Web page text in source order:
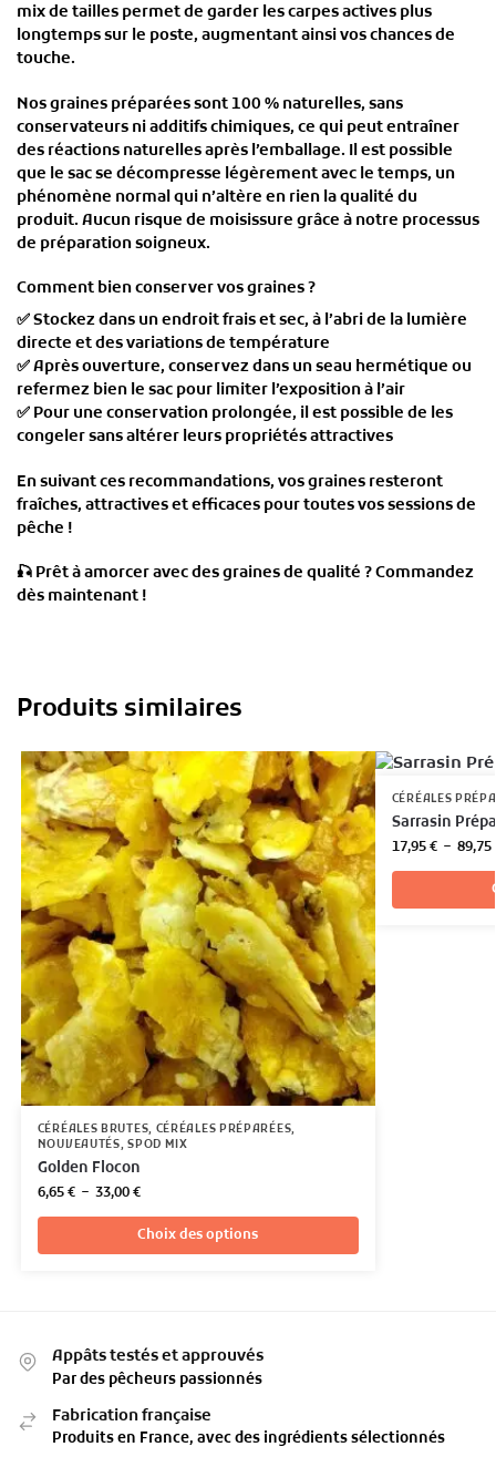
mix de tailles permet de garder les carpes actives plus
longtemps sur le poste, augmentant ainsi vos chances de
touche.
Nosgraines préparéessont100 % naturelles, sans
conservateurs ni additifs chimiques, ce qui peut entraîner
des réactions naturelles après l’emballage. Il est possible
que le sacse décompresse légèrementavec le temps, un
phénomène normal qui n’altère en rien la qualité du
produit. Aucun risque de moisissure grâce à notre processus
de préparation soigneux.
Comment bien conserver vos graines ?
✅Stockez dans un endroit frais et sec, à l’abri de la lumière
directe et des variations de température
✅Après ouverture, conservez dans un seau hermétique ou
refermez bien le sac pour limiter l’exposition à l’air
✅ Pour une conservation prolongée, il est possible de les
congeler sans altérer leurs propriétés attractives
En suivant ces recommandations, vos graines resteront
fraîches, attractives et efficaces pour toutes vos sessions de
pêche !
🎣 Prêt à amorcer avec des graines de qualité ? Commandez
dès maintenant !
Produits similaires
CÉRÉALES BRUTES, CÉRÉALES PRÉPARÉES,
NOUVEAUTÉS,SPOD MIX
Golden Flocon
6,65€ – 33,00€
Choix des options
CÉRÉALES
Sarrasin
17,95€ – 89,75
Appâts testés et approuvés
Par des pêcheurs passionnés
Fabrication française
Produits en France, avec des ingrédients sélectionnés